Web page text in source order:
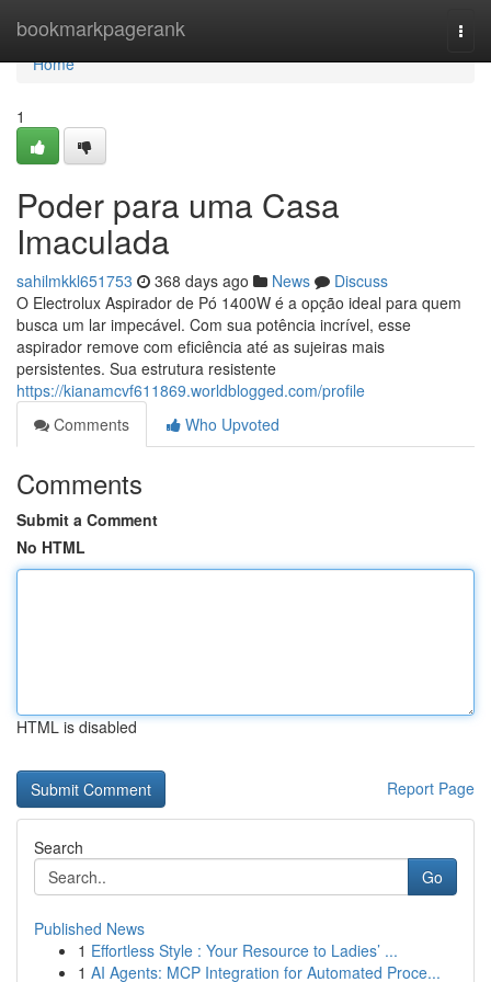
bookmarkpagerank
Home
Home
1
Poder para uma Casa
Imaculada
sahilmkkl651753 368 days ago News
Discuss
O Electrolux Aspirador de Pó 1400W é a opção ideal para quem
busca um lar impecável. Com sua potência incrível, esse
aspirador remove com eficiência até as sujeiras mais
persistentes. Sua estrutura resistente
https://kianamcvf611869.worldblogged.com/profile
Comments
Who Upvoted
Comments
Submit a Comment
No HTML
HTML is disabled
Report Page
Search
Go
Published News
1 Effortless Style : Your Resource to Ladies’ ...
1 AI Agents: MCP Integration for Automated Proce...